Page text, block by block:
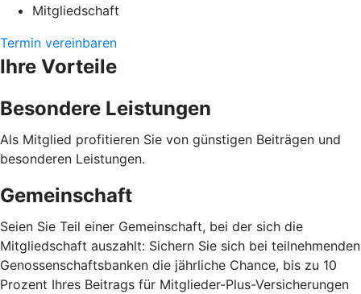
Mitgliedschaft
Termin vereinbaren
Ihre Vorteile
Besondere Leistungen
Als Mitglied profitieren Sie von günstigen Beiträgen und
besonderen Leistungen.
Gemeinschaft
Seien Sie Teil einer Gemeinschaft, bei der sich die
Mitgliedschaft auszahlt: Sichern Sie sich bei teilnehmenden
Genossenschaftsbanken die jährliche Chance, bis zu 10
Prozent Ihres Beitrags für Mitglieder-Plus-Versicherungen